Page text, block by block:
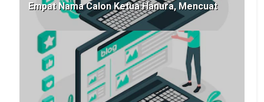
Empat Nama Calon Ketua Hanura, Mencuat